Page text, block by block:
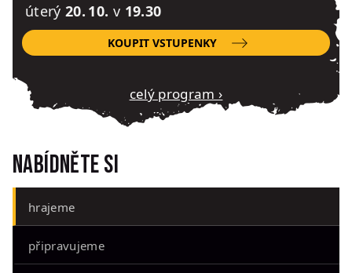
Nabídněte si
hrajeme
připravujeme
úterý20. 10. v 19.30
KOUPIT VSTUPENKY
Celý program ›